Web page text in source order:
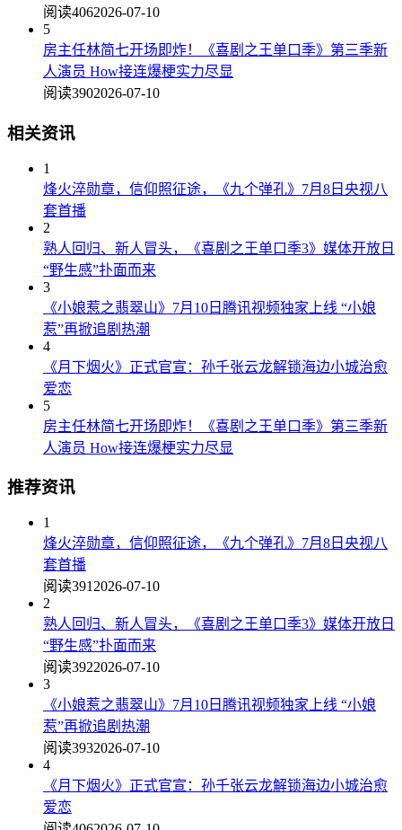
阅读4062026-07-10
5
房主任林简七开场即炸！《喜剧之王单口季》第三季新
人演员 How接连爆梗实力尽显
阅读3902026-07-10
相关资讯
1
烽火淬勋章，信仰照征途，《九个弹孔》7月8日央视八
套首播
2
熟人回归、新人冒头，《喜剧之王单口季3》媒体开放日
“野生感”扑面而来
3
《小娘惹之翡翠山》7月10日腾讯视频独家上线 “小娘
惹”再掀追剧热潮
4
《月下烟火》正式官宣：孙千张云龙解锁海边小城治愈
爱恋
5
房主任林简七开场即炸！《喜剧之王单口季》第三季新
人演员 How接连爆梗实力尽显
推荐资讯
1
烽火淬勋章，信仰照征途，《九个弹孔》7月8日央视八
套首播
阅读391 2026-07-10
2
熟人回归、新人冒头，《喜剧之王单口季3》媒体开放日
“野生感”扑面而来
阅读3922026-07-10
3
《小娘惹之翡翠山》7月10日腾讯视频独家上线 “小娘
惹”再掀追剧热潮
阅读3932026-07-10
4
《月下烟火》正式官宣：孙千张云龙解锁海边小城治愈
爱恋